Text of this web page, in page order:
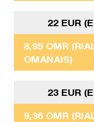
22 EUR
8,95 OMR
OMANAIS)
23 EUR
9,36 OMR